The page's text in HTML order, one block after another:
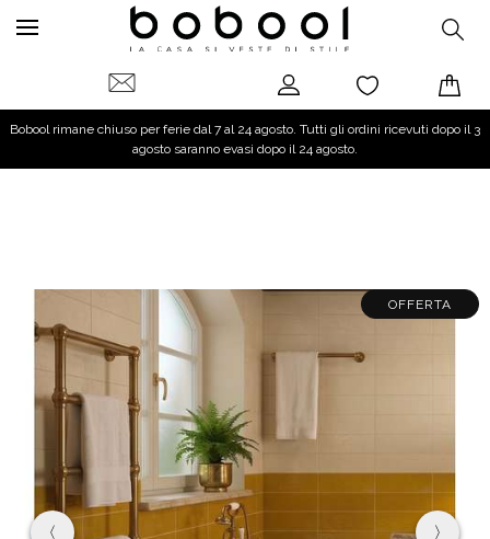
Bobool rimane chiuso per ferie dal 7 al 24 agosto. Tutti gli ordini ricevuti dopo il 3
agosto saranno evasi dopo il 24 agosto.
OFFERTA